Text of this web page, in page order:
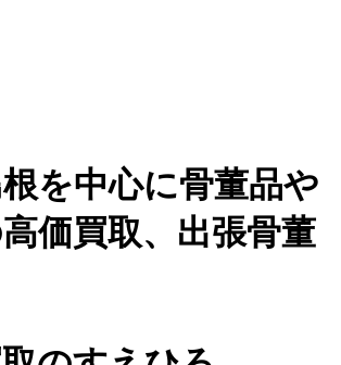
を中心に骨董品や
価買取、出張骨董